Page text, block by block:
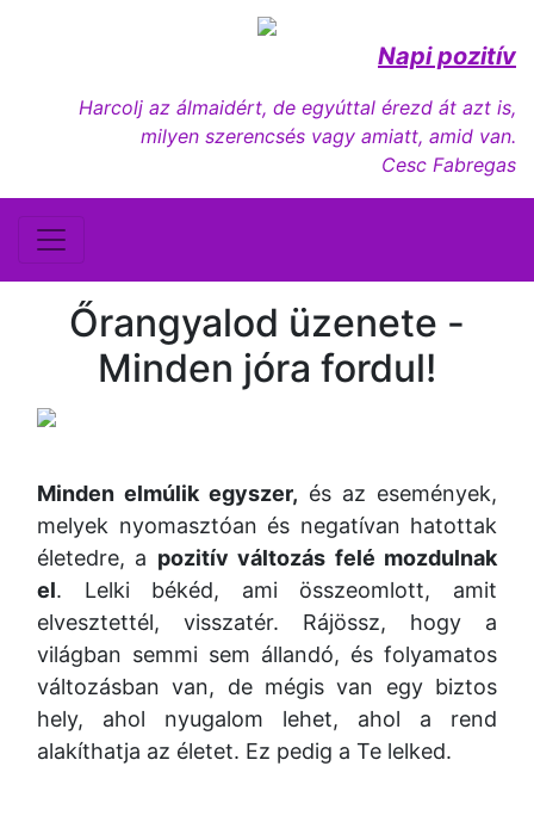
Napi pozitív
Harcolj az álmaidért, de egyúttal érezd át azt is,
milyen szerencsés vagy amiatt, amid van.
Cesc Fabregas
Őrangyalod üzenete -
Minden jóra fordul!
Minden elmúlik egyszer, és az események,
melyek nyomasztóan és negatívan hatottak
életedre, a pozitív változás felé mozdulnak
el. Lelki békéd, ami összeomlott, amit
elvesztettél, visszatér. Rájössz, hogy a
világban semmi sem állandó, és folyamatos
változásban van, de mégis van egy biztos
hely, ahol nyugalom lehet, ahol a rend
alakíthatja az életet. Ez pedig a Te lelked.